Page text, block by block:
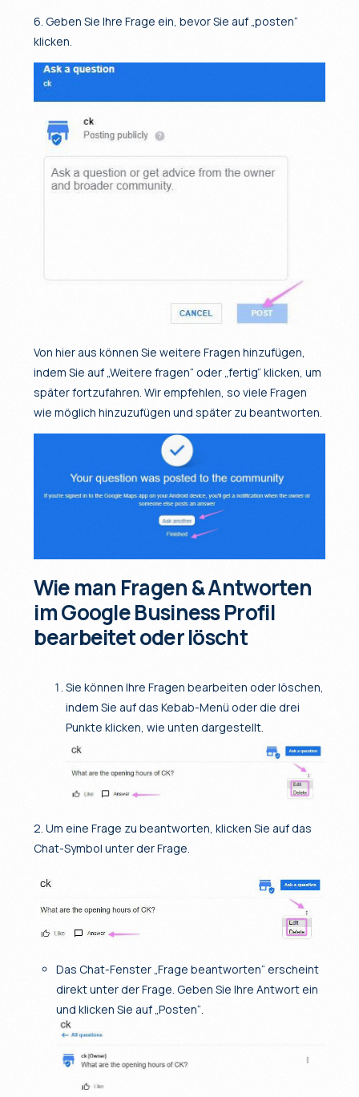
6. Geben Sie Ihre Frage ein, bevor Sie auf „posten“
klicken.
Von hier aus können Sie weitere Fragen hinzufügen,
indem Sie auf „Weitere fragen“ oder „fertig“ klicken, um
später fortzufahren. Wir empfehlen, so viele Fragen
wie möglich hinzuzufügen und später zu beantworten.
Wie man Fragen & Antworten
im Google Business Profil
bearbeitet oder löscht
Sie können Ihre Fragen bearbeiten oder löschen,
indem Sie auf das Kebab-Menü oder die drei
Punkte klicken, wie unten dargestellt.
2. Um eine Frage zu beantworten, klicken Sie auf das
Chat-Symbol unter der Frage.
Das Chat-Fenster „Frage beantworten“ erscheint
direkt unter der Frage. Geben Sie Ihre Antwort ein
und klicken Sie auf „Posten“.